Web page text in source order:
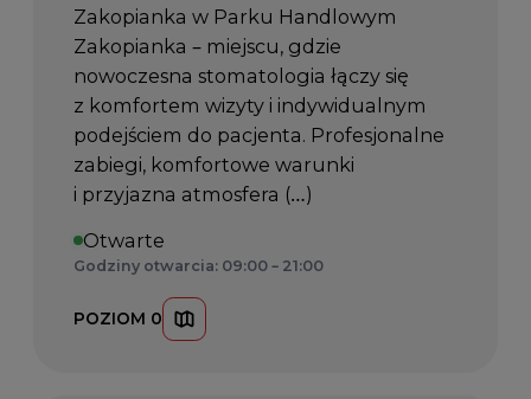
Zakopianka w Parku Handlowym
Zakopianka – miejscu, gdzie
nowoczesna stomatologia łączy się
z komfortem wizyty i indywidualnym
podejściem do pacjenta. Profesjonalne
zabiegi, komfortowe warunki
i przyjazna atmosfera (…)
Otwarte
Godziny otwarcia: 09:00 – 21:00
POZIOM 0